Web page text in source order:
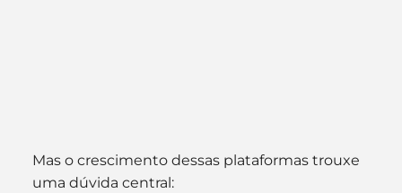
Mas o crescimento dessas plataformas trouxe
uma dúvida central: